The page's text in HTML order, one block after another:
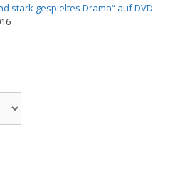
stark gespieltes Drama“ auf DVD